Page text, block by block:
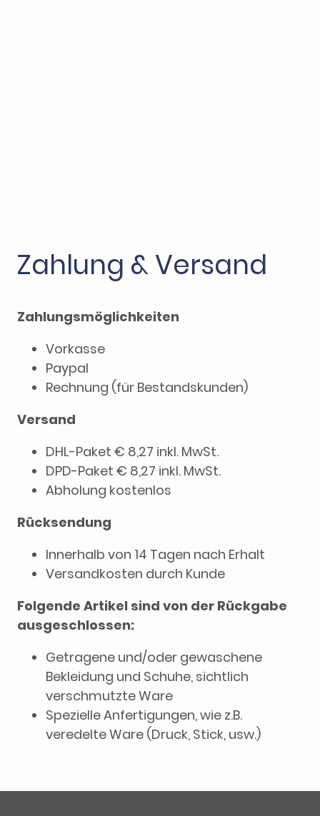
Zahlung & Versand
Zahlungsmöglichkeiten
Vorkasse
Paypal
Rechnung (für Bestandskunden)
Versand
DHL-Paket € 8,27 inkl. MwSt.
DPD-Paket € 8,27 inkl. MwSt.
Abholung kostenlos
Rücksendung
Innerhalb von 14 Tagen nach Erhalt
Versandkosten durch Kunde
Folgende Artikel sind von der Rückgabe
ausgeschlossen:
Getragene und/oder gewaschene
Bekleidung und Schuhe, sichtlich
verschmutzte Ware
Spezielle Anfertigungen, wie z.B.
veredelte Ware (Druck, Stick, usw.)